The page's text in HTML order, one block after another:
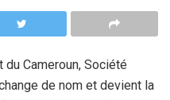
du Cameroun, Société
de nom et devient la